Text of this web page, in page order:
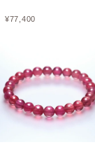
¥77,400